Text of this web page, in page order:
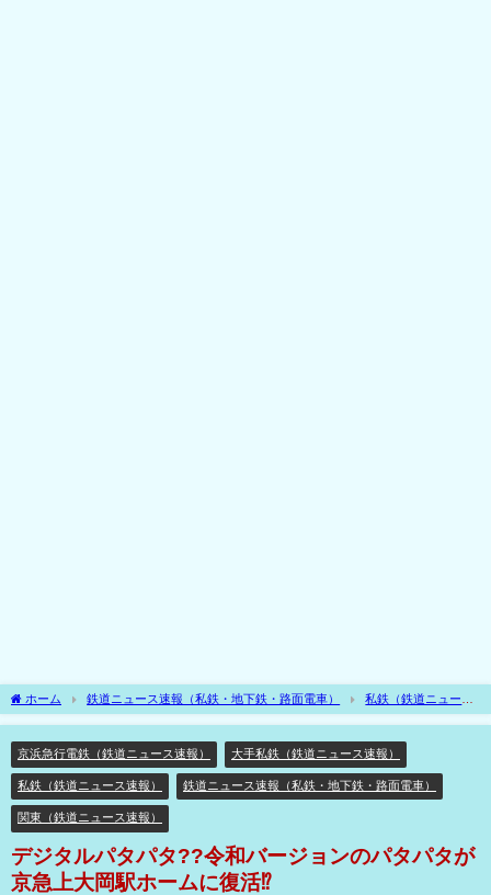
ホーム 鉄道ニュース速報（私鉄・地下鉄・路面電車）
私鉄（鉄道ニュース
速報）
大手私鉄（鉄道ニュース速報） 関東（鉄道ニュース速報）
京浜急
急上大岡駅ホームに復活⁉
京浜急行電鉄（鉄道ニュース速報） 大手私鉄（鉄道ニュース速報）
私鉄（鉄道ニュース速報） 鉄道ニュース速報（私鉄・地下鉄・路面電車）
関東（鉄道ニュース速報）
デジタルパタパタ??令和バージョンのパタパタが
京急上大岡駅ホームに復活⁉